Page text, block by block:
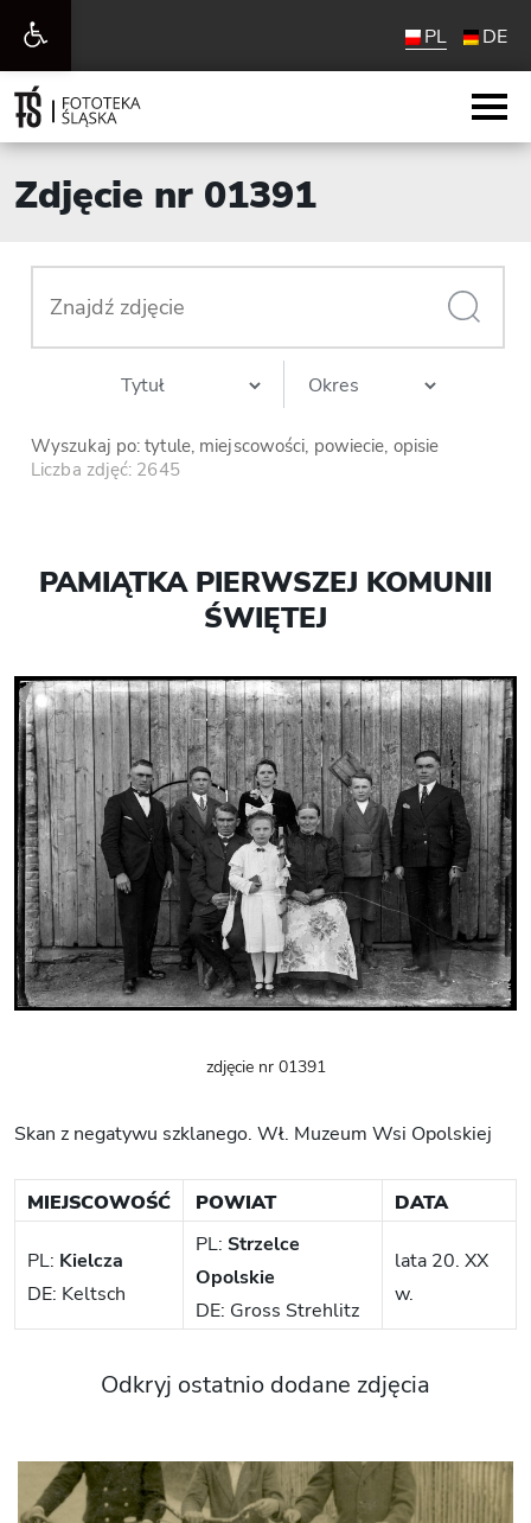
Otwórz
pasek
narzędzi
PL DE
Zdjęcie nr 01391
Wyszukaj po: tytule, miejscowości, powiecie, opisie
Liczba zdjęć: 2645
PAMIĄTKA PIERWSZEJ KOMUNII
ŚWIĘTEJ
zdjęcie nr 01391
Skan z negatywu szklanego. Wł. Muzeum Wsi Opolskiej
MIEJSCOWOŚĆ POWIAT DATA
PL: Kielcza
DE: Keltsch
PL: Strzelce
Opolskie
DE: Gross Strehlitz
lata 20. XX
w.
Odkryj ostatnio dodane zdjęcia